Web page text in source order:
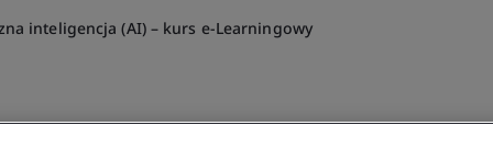
inteligencja (AI) – kurs e-Learningowy